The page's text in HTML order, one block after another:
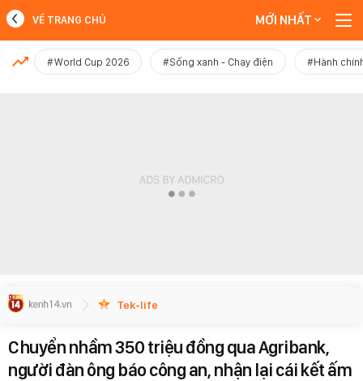
MỚI NHẤT
VỀ TRANG CHỦ MỚI NHẤT
#World Cup 2026 #Sống xanh - Chạy điện #Hành
Tek-life
Chuyển nhầm 350 triệu đồng qua Agribank,
người đàn ông báo công an, nhận lại cái kết ấm